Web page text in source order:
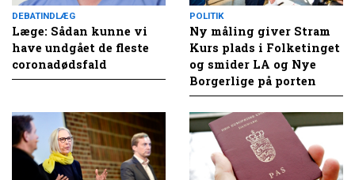
DEBATINDLÆG
Læge: Sådan kunne vi
have undgået de fleste
coronadødsfald
POLITIK
Ny måling giver Stram
Kurs plads i Folketinget
og smider LA og Nye
Borgerlige på porten